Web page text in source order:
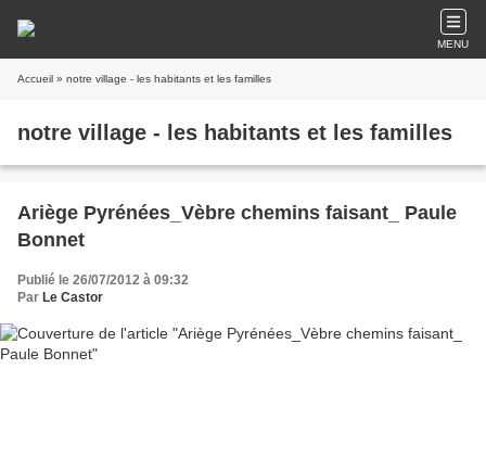
MENU
Accueil » notre village - les habitants et les familles
notre village - les habitants et les familles
Ariège Pyrénées_Vèbre chemins faisant_ Paule
Bonnet
Publié le 26/07/2012 à 09:32
Par Le Castor